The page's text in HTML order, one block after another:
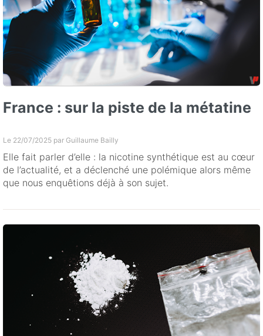
France : sur la piste de la métatine
Le 22/07/2025 par Guillaume Bailly
Elle fait parler d’elle : la nicotine synthétique est au cœur
de l’actualité, et a déclenché une polémique alors même
que nous enquêtions déjà à son sujet.